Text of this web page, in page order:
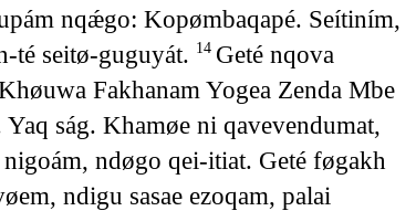
nqǽgo: Kopømbaqapé. Seítiním,
té seitø-guguyát. 14 Geté nqova
Fakhanam Yogea Zenda Mbe
ság. Khamøe ni qavevendumat,
ndøgo qei-itiat. Geté føgakh
ndigu sasae ezoqam, palai